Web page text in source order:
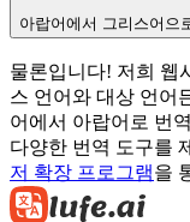
아랍어에서 그리스어으
물론입니다! 저희 웹
스 언어와 대상 언어
어에서 아랍어로 번
다양한 번역 도구를
저 확장 프로그램을